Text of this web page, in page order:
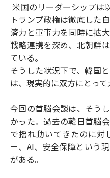
米国のリーダーシップは
トランプ政権は徹底した
済力と軍事力を同時に拡
戦略連携を深め、北朝鮮
ている。
そうした状況下で、韓国
は、現実的に双方にとって
今回の首脳会談は、そう
かった。過去の韓日首脳
で揺れ動いてきたのに対
ー、AI、安全保障という
がある。